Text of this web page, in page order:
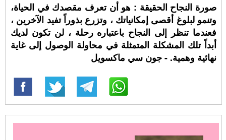
صورة النجاح الحقيقة : هو أن تعرف مقصدك في الحياة،
وتنمو لبلوغ أقصى إمكانياتك ، وتزرع بذوراً تفيد الآخرين ،
فعندما تنظر إلى النجاح باعتباره رحلة ، لن تكون لديك
أبداً تلك المشكلة المتمثلة في محاولة الوصول إلى غاية
نهائية وهمية. - جون سي ماكسويل